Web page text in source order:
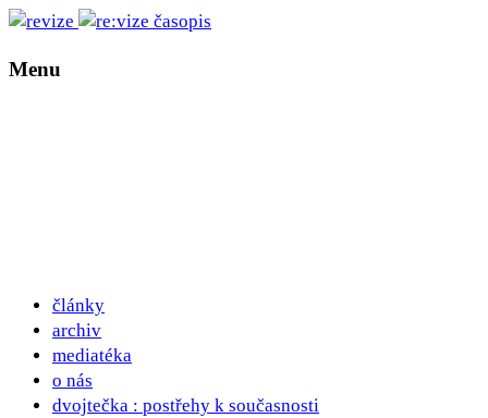
Menu
články
archiv
mediatéka
o nás
dvojtečka : postřehy k současnosti